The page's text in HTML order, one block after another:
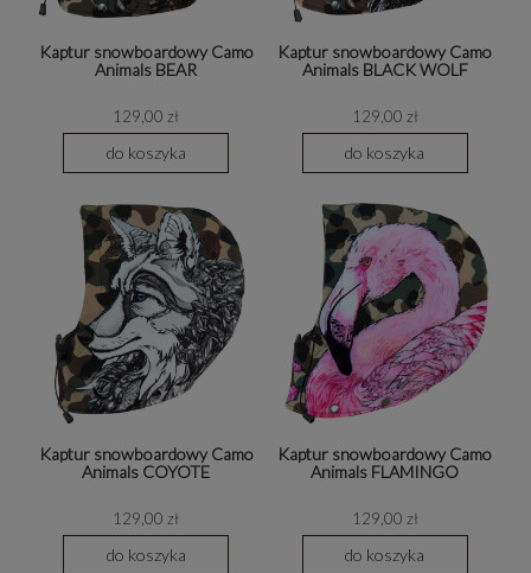
Kaptur snowboardowy Camo
Animals BEAR
129,00 zł
do koszyka
Kaptur snowboardowy Camo
Animals BLACK WOLF
129,00 zł
do koszyka
Kaptur snowboardowy Camo
Animals COYOTE
129,00 zł
do koszyka
Kaptur snowboardowy Camo
Animals FLAMINGO
129,00 zł
do koszyka